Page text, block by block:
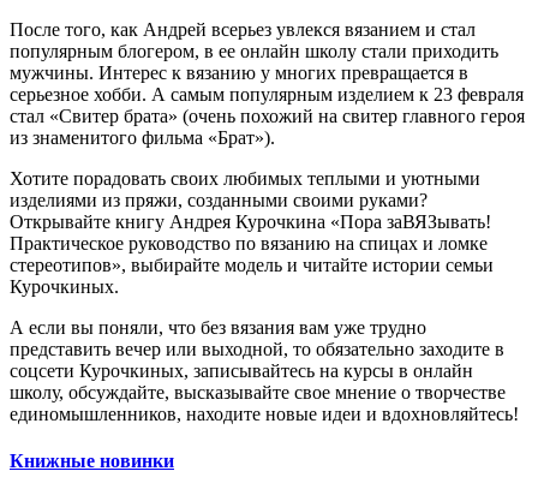
После того, как Андрей всерьез увлекся вязанием и стал
популярным блогером, в ее онлайн школу стали приходить
мужчины. Интерес к вязанию у многих превращается в
серьезное хобби. А самым популярным изделием к 23 февраля
стал «Свитер брата» (очень похожий на свитер главного героя
из знаменитого фильма «Брат»).
Хотите порадовать своих любимых теплыми и уютными
изделиями из пряжи, созданными своими руками?
Открывайте книгу Андрея Курочкина «Пора заВЯЗывать!
Практическое руководство по вязанию на спицах и ломке
стереотипов», выбирайте модель и читайте истории семьи
Курочкиных.
А если вы поняли, что без вязания вам уже трудно
представить вечер или выходной, то обязательно заходите в
соцсети Курочкиных, записывайтесь на курсы в онлайн
школу, обсуждайте, высказывайте свое мнение о творчестве
единомышленников, находите новые идеи и вдохновляйтесь!
Книжные новинки